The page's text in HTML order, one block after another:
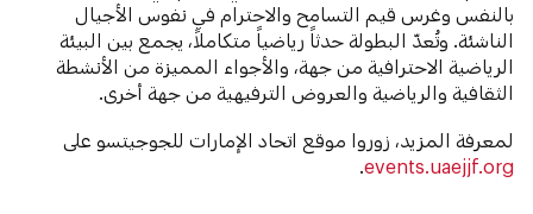
بالنفس وغرس قيم التسامح والاحترام في نفوس الأجيال
الناشئة. وتُعدّ البطولة حدثاً رياضياً متكاملاً، يجمع بين البيئة
الرياضية الاحترافية من جهة، والأجواء المميزة من الأنشطة
الثقافية والرياضية والعروض الترفيهية من جهة أخرى.
لمعرفة المزيد، زوروا موقع اتحاد الإمارات للجوجيتسو على
events.uaejjf.org
.